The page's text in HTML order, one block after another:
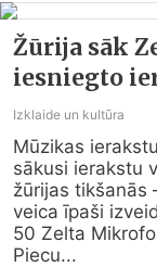
Žūrija sāk
iesniegto
Izklaide un kultūra
Mūzikas
sākusi ierakstu
žūrijas tikšanās
veica īpaši
50 Zelta
Piecu...